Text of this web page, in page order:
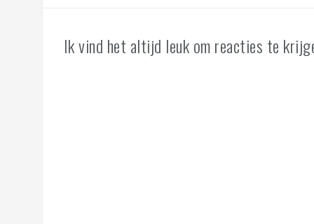
Broertjesweekend Koblenz
Ik vind het altijd leuk om reacties te